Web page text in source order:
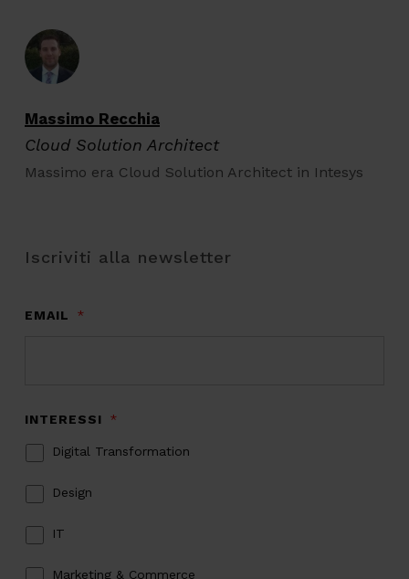
Massimo Recchia
Cloud Solution Architect
Massimo era Cloud Solution Architect in Intesys
Iscriviti alla newsletter
EMAIL *
INTERESSI *
Digital Transformation
Design
IT
Marketing & Commerce